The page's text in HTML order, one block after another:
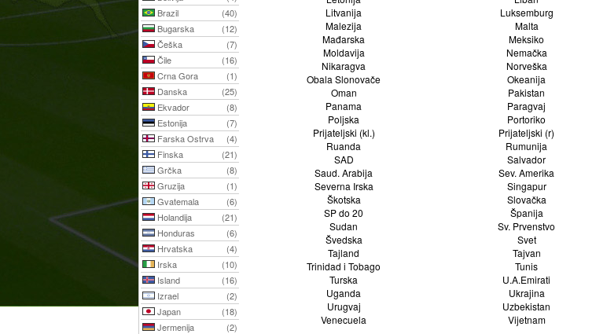
Brazil
(40)
Bugarska
(12)
Češka
(7)
Čile
(16)
Crna Gora
(1)
Danska
(25)
Ekvador
(8)
Estonija
(7)
Farska Ostrva
(4)
Finska
(21)
Grčka
(8)
Gruzija
(1)
Gvatemala
(6)
Holandija
(21)
Honduras
(6)
Hrvatska
(4)
Irska
(10)
Island
(16)
Izrael
(2)
Japan
(18)
Jermenija
(2)
Litvanija
Luksemburg
Malezija
Malta
Mađarska
Meksiko
Moldavija
Nemačka
Nikaragva
Norveška
Obala Slonovače
Okeanija
Oman
Pakistan
Panama
Paragvaj
Poljska
Portoriko
Prijateljski (kl.)
Prijateljski (r)
Ruanda
Rumunija
SAD
Salvador
Saud. Arabija
Sev. Amerika
Severna Irska
Singapur
Škotska
Slovačka
SP do 20
Španija
Sudan
Sv. Prvenstvo
Švedska
Svet
Tajland
Tajvan
Trinidad i Tobago
Tunis
Turska
U.A.Emirati
Uganda
Ukrajina
Urugvaj
Uzbekistan
Venecuela
Vijetnam